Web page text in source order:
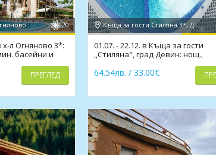
20
х-л Огняново 3*:
басейни и
ПРЕГЛЕД
Къща за гости Стиляна 3*, Девин
01.07. - 22.12. в Къща за гости
,,Стиляна", град Девин: нощ.,
изхранване по избор,басейн
64.54лв. / 33.00€